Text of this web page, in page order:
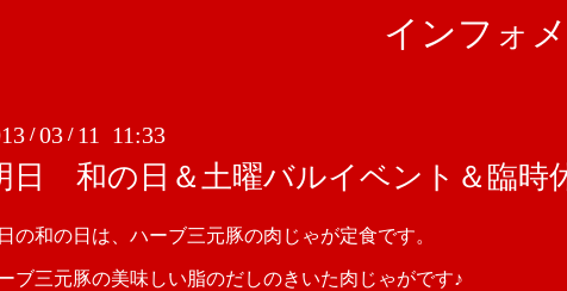
インフォ
/03 / 11 11:33
日 和の日＆土曜バルイベント＆臨時
の和の日は、ハーブ三元豚の肉じゃが定食です。
ブ三元豚の美味しい脂のだしのきいた肉じゃがです♪